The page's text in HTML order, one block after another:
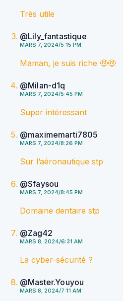
Très utile
@Lily_fantastique
MARS 7, 2024/5:15 PM
Maman, je suis riche 🤑🤑
@Milan-d1q
MARS 7, 2024/5:45 PM
Super intéressant
@maximemarti7805
MARS 7, 2024/8:26 PM
Sur l’aéronautique stp
@Sfaysou
MARS 7, 2024/8:45 PM
Domaine dentaire stp
@Zag42
MARS 8, 2024/6:31 AM
La cyber-sécurité ?
@Master.Youyou
MARS 8, 2024/7:11 AM